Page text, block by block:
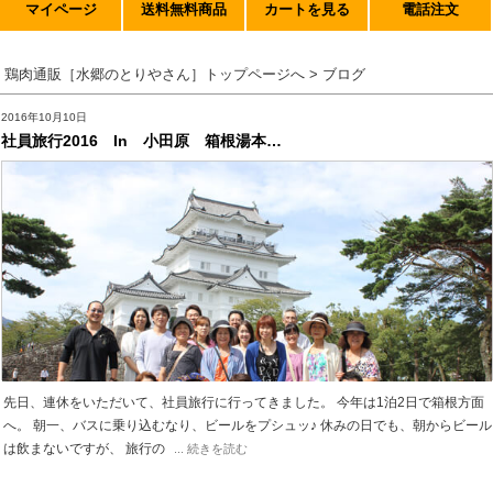
マイページ 送料無料商品 カートを見る 電話注文
鶏肉通販［水郷のとりやさん］トップページへ > ブログ
2016年10月10日
社員旅行2016 In 小田原 箱根湯本…
先日、連休をいただいて、社員旅行に行ってきました。 今年は1泊2日で箱根方面
へ。 朝一、バスに乗り込むなり、ビールをプシュッ♪ 休みの日でも、朝からビール
は飲まないですが、 旅行の
... 続きを読む